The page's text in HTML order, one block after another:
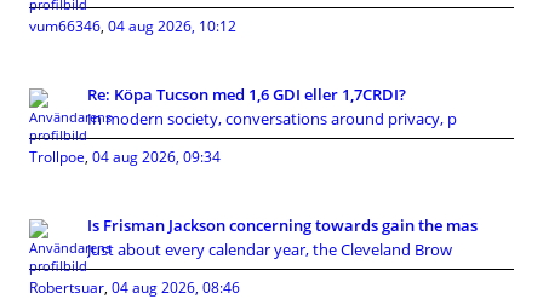
vum66346, 04 aug 2026, 10:12
Re: Köpa Tucson med 1,6 GDI eller 1,7CRDI?
In modern society, conversations around privacy, p
Trollpoe, 04 aug 2026, 09:34
Is Frisman Jackson concerning towards gain the mas
Just about every calendar year, the Cleveland Brow
Robertsuar, 04 aug 2026, 08:46